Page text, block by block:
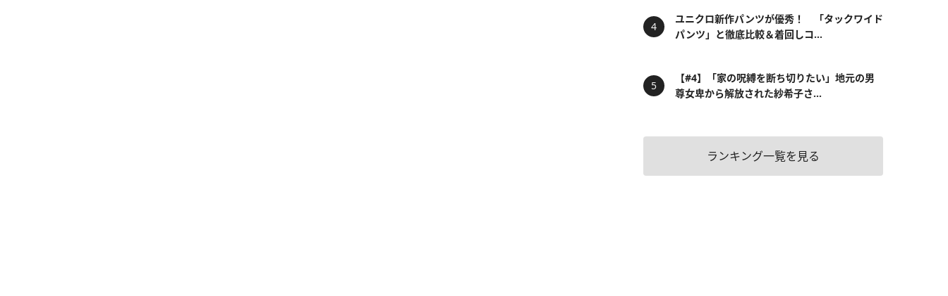
ユニクロ新作パンツが優秀！ 「タックワイド
パンツ」と徹底比較＆着回しコ...
【#4】「家の呪縛を断ち切りたい」地元の男
尊女卑から解放された紗希子さ...
ランキング一覧を見る